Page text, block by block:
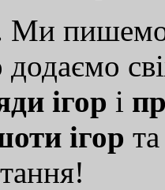
Ми
ігор і
ігор